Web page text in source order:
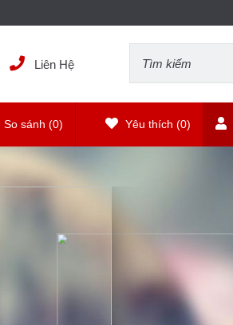
Liên Hệ
So sánh (0) Yêu thích (0)